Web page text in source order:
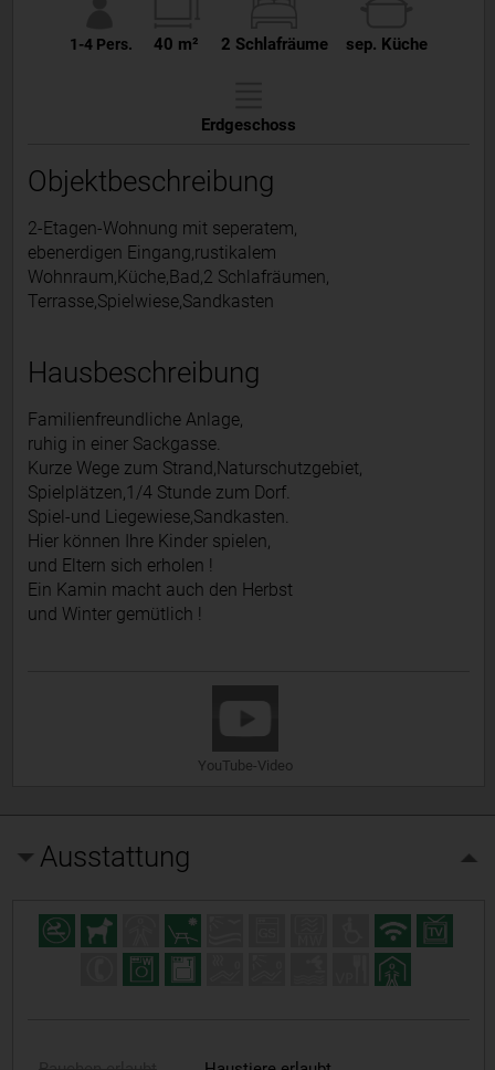
1-4 Pers. 40 m² 2 Schlafräume sep. Küche
Erdgeschoss
Objektbeschreibung
2-Etagen-Wohnung mit seperatem,
ebenerdigen Eingang,rustikalem
Wohnraum,Küche,Bad,2 Schlafräumen,
Terrasse,Spielwiese,Sandkasten
Hausbeschreibung
Familienfreundliche Anlage,
ruhig in einer Sackgasse.
Kurze Wege zum Strand,Naturschutzgebiet,
Spielplätzen,1/4 Stunde zum Dorf.
Spiel-und Liegewiese,Sandkasten.
Hier können Ihre Kinder spielen,
und Eltern sich erholen !
Ein Kamin macht auch den Herbst
und Winter gemütlich !
YouTube-Video
Ausstattung